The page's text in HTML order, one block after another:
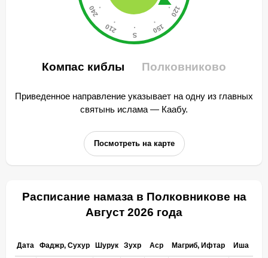
Компас киблы Полковниково
Приведенное направление указывает на одну из главных
святынь ислама — Каабу.
Посмотреть на карте
Расписание намаза в Полковникове на
Август 2026 года
Дата Фаджр, Сухур Шурук Зухр Аср Магриб, Ифтар Иша